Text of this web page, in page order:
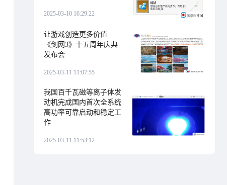
2025-03-10 16:29:22
让游戏创造更多价值
《剑网3》十五周年庆典
发布会
2025-03-11 11:07:55
我国百千瓦磁等离子体发
动机完成国内首次全系统
高功率可靠启动和稳定工
作
2025-03-11 11:53:12